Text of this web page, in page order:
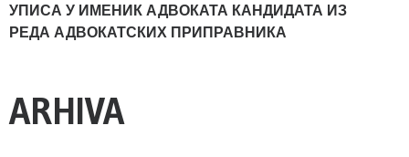
УПИСА У ИМЕНИК АДВОКАТА КАНДИДАТА ИЗ
РЕДА АДВОКАТСКИХ ПРИПРАВНИКА
ARHIVA